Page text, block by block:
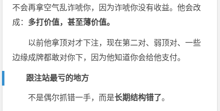
不会再拿空气乱诈唬你，因为诈唬你没有收益。他会改
成： 多打价值，甚至薄价值。
以前他拿顶对才下注，现在第二对、弱顶对、一些
边缘成牌都敢对你下，因为他知道你会给他支付。
跟注站最亏的地方
不是偶尔抓错一手，而是长期结构错了。